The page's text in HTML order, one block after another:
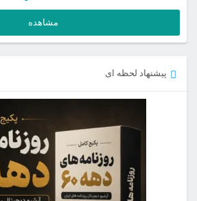
مشاهده
پیشنهاد لحظه ای